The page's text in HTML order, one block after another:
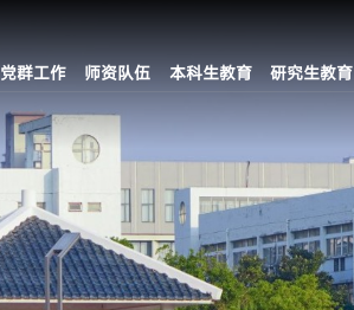
党群工作 师资队伍 本科生教育 研究生教育